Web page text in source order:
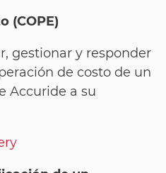
(COPE)
gestionar y responder
de costo de un
Accuride a su